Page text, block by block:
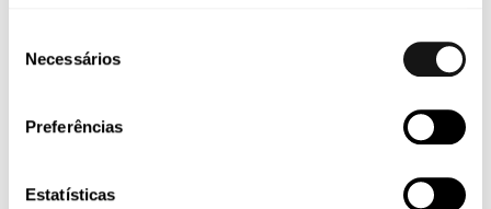
Necessários
Preferências
Estatísticas
Uma das novidades mais relevantes é a possibilidade de
pode, por sua iniciativa ou a pedido, efetuar inspeções
sempre que existam suspeitas de transferência ilegal,
examinando documentos, solicitando explicações e